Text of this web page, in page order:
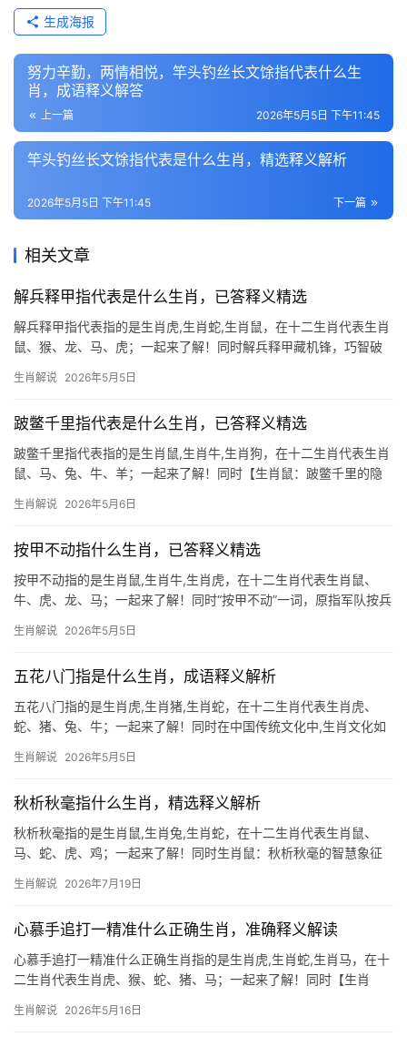
生成海报
努力辛勤，两情相悦，竿头钓丝长文馀指代表什么生
肖，成语释义解答
上一篇 2026年5月5日 下午11:45
竿头钓丝长文馀指代表是什么生肖，精选释义解析
下一篇
2026年5月5日 下午11:45
相关文章
解兵释甲指代表是什么生肖，已答释义精选
解兵释甲指代表指的是生肖虎,生肖蛇,生肖鼠，在十二生肖代表生肖
鼠、猴、龙、马、虎；一起来了解！同时解兵释甲藏机锋，巧智破
戈为玉帛，对于生肖鼠而言，此象恰似其天生敏锐的避险能力——
生肖解说 2026年5月5日
跛鳖千里指代表是什么生肖，已答释义精选
跛鳖千里指代表指的是生肖鼠,生肖牛,生肖狗，在十二生肖代表生肖
鼠、马、兔、牛、羊；一起来了解！同时【生肖鼠：跛鳖千里的隐
精神，在生肖中，生肖鼠最能诠释这一品质——天生体型弱小，却
生肖解说 2026年5月6日
按甲不动指什么生肖，已答释义精选
按甲不动指的是生肖鼠,生肖牛,生肖虎，在十二生肖代表生肖鼠、
牛、虎、龙、马；一起来了解！同时“按甲不动”一词，原指军队按兵
天生敏锐，善于蛰伏待机，尤其在下半年，火星入宫之际，部分人
生肖解说 2026年5月5日
五花八门指是什么生肖，成语释义解析
五花八门指的是生肖虎,生肖猪,生肖蛇，在十二生肖代表生肖虎、
蛇、猪、兔、牛；一起来了解！同时在中国传统文化中,生肖文化如
的解读。“五花八门”一词常被用来形容事物的繁杂多样，而在生肖文
生肖解说 2026年5月5日
秋析秋毫指什么生肖，精选释义解析
秋析秋毫指的是生肖鼠,生肖兔,生肖蛇，在十二生肖代表生肖鼠、
马、蛇、虎、鸡；一起来了解！同时生肖鼠：秋析秋毫的智慧象征
年对属鼠者而言极为关键，下半年事业易遇团队停滞或项目被抢，
生肖解说 2026年7月19日
心慕手追打一精准什么正确生肖，准确释义解读
心慕手追打一精准什么正确生肖指的是生肖虎,生肖蛇,生肖马，在十
二生肖代表生肖虎、猴、蛇、猪、马；一起来了解！同时【生肖
转折年，上半年易遇“龙争虎斗”之象，事业上恐遭小人打压，项目被
生肖解说 2026年5月16日